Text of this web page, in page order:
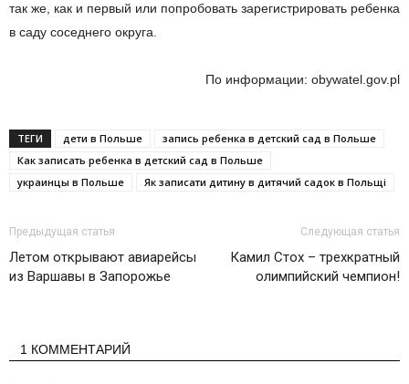
так же, как и первый или попробовать зарегистрировать ребенка
в саду соседнего округа.
По информации: obywatel.gov.pl
ТЕГИ дети в Польше
запись ребенка в детский сад в Польше
Как записать ребенка в детский сад в Польше
украинцы в Польше
Як записати дитину в дитячий садок в Польщі
Предыдущая статья
Летом открывают авиарейсы
из Варшавы в Запорожье
Следующая статья
Камил Стох – трехкратный
олимпийский чемпион!
1 КОММЕНТАРИЙ